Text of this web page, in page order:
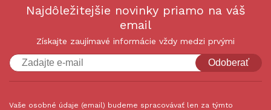
Najdôležitejšie novinky priamo na váš
email
Získajte zaujímavé informácie vždy medzi prvými
Odoberať
Vaše osobné údaje (email) budeme spracovávať len za týmto